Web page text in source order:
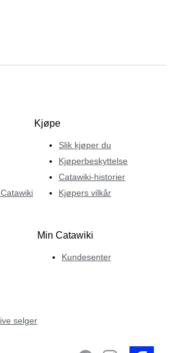
Kjøpe
Slik kjøper du
Kjøperbeskyttelse
Catawiki-historier
Kjøpers vilkår
selger
Min Catawiki
Kundesenter